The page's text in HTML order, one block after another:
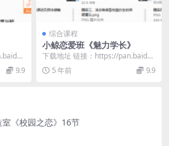
9.9
综合课程
小鲸恋爱班《魅力学长》
下载地址 链接：https://pan.baidu.
com/s/1MWTnL6E...
5 年前 9.9
《校园之恋》16节